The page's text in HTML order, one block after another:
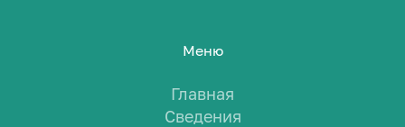
Меню
Главная
Сведения